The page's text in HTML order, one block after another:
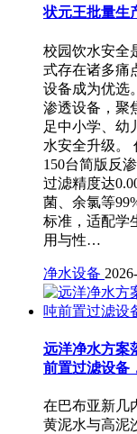
状元王批量生
校园饮水安全
式存在诸多痛
设备成为优选
渗透设备，聚
足中小学、幼
水安全升级。
150台简版反
过滤精度达
菌、余氯等
标准，适配学
用与性…
净水设备
远洋净水方案
前置过滤设备
在巴布亚新几
黄泥水与高泥